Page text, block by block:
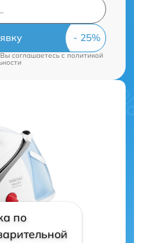
соглашаетесь c политикой
по